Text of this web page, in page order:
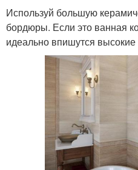
Используй большую
бордюры. Если это ванная
идеально впишутся